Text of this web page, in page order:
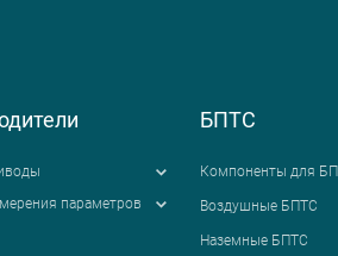
параметров
БПТС
Компоненты для
Воздушные БПТС
Наземные БПТС